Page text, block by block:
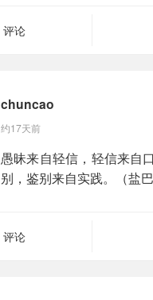
评论
chuncao
约17天前
愚昧来自轻信，轻信来自
别，鉴别来自实践。（盐巴
评论